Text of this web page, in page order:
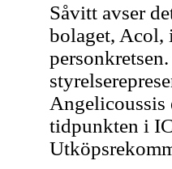
Såvitt avser
bolaget, Acol,
tidpunkten i